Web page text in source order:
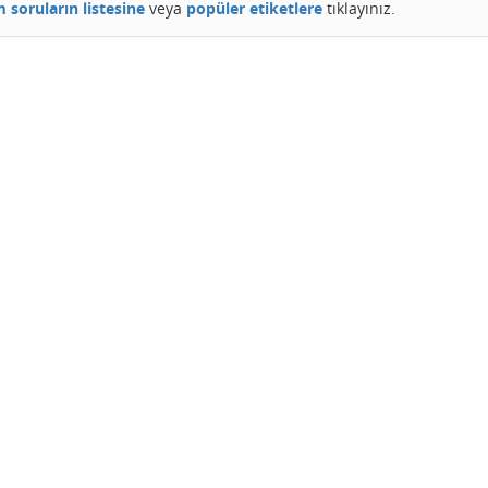
soruların listesineveya popüler etiketleretıklayınız.